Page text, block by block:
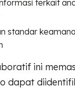
terkait
standar
ini
dapat